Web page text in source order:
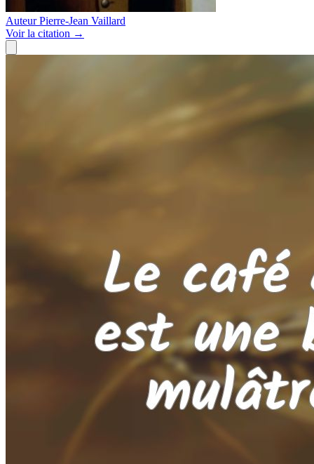
Auteur Pierre-Jean Vaillard
Voirla citation →